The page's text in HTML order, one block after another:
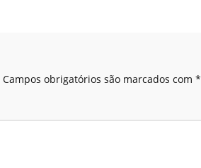
Campos obrigatórios são marcados com *